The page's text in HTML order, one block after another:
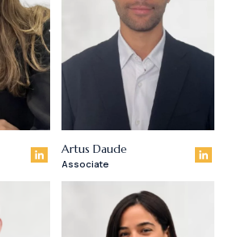
Artus Daude
Associate